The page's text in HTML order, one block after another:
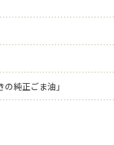
の純正ごま油」